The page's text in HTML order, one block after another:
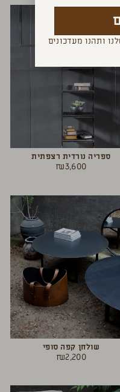
ספריה נורדית רצפתית
₪3,600
שולחן קפה סופי
₪2,200
ותהנו מעדכונים